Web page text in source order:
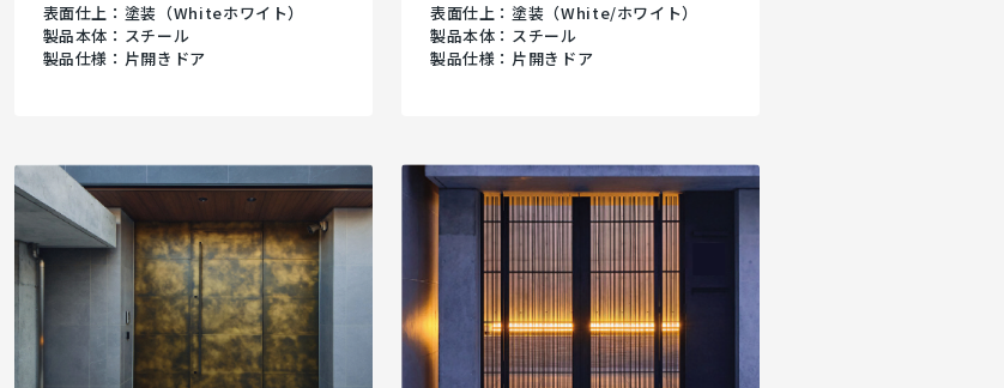
表面仕上：塗装（Whiteホワイト）
製品本体：スチール
製品仕様：片開きドア
表面仕上：塗装（White/ホワイト）
製品本体：スチール
製品仕様：片開きドア